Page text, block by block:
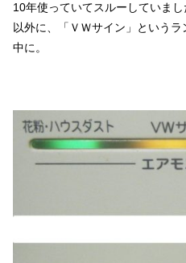
10年使っていてスルーしていま
以外に、「ＶＷサイン」という
中に。